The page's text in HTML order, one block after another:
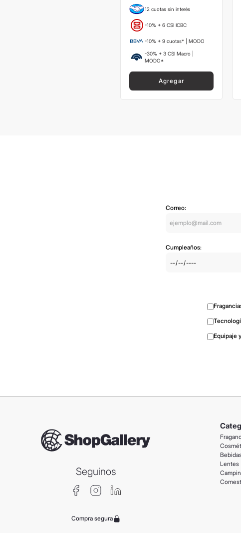
12 cuotas sin interés
-10% + 6 CSI ICBC
-10% + 9 cuotas* | MODO
-30% + 3 CSI Macro |
MODO*
Agregar
Correo:
Cumpleaños:
Equipaje
Seguinos
Compra segura
Lentes